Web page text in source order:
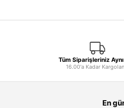
Tüm Siparişleriniz
16.00'a Kadar
En